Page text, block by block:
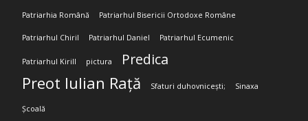
Patriarhia Română Patriarhul Bisericii Ortodoxe Române
Patriarhul Chiril Patriarhul Daniel Patriarhul Ecumenic
Patriarhul Kirill pictura Predica
Preot Iulian Rață Sfaturi duhovnicești; Sinaxa
Școală